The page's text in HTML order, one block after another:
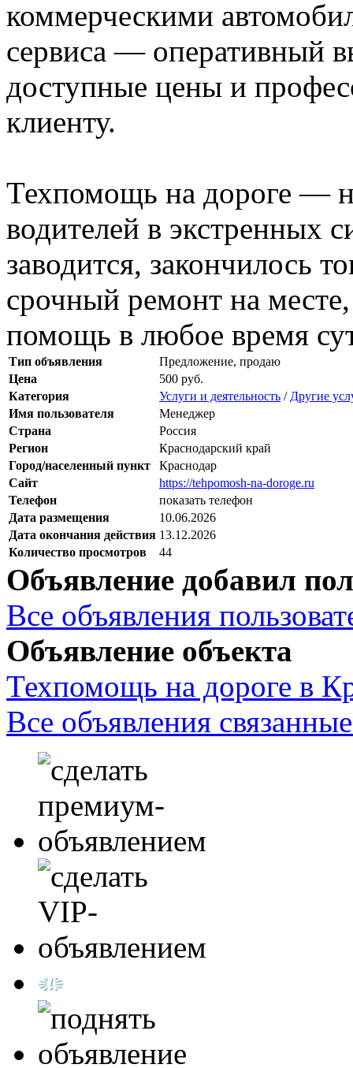
коммерческими
сервиса — оперативный
доступные цены и
клиенту.
Техпомощь на дороге —
водителей в экстренных
заводится, закончилось
срочный ремонт на
помощь в любое время
Тип объявления
Предложение, продаю
Цена
500 руб.
Категория
Услуги и деятельность / Другие
Имя пользователя
Менеджер
Страна
Россия
Регион
Краснодарский край
Город/населенный пункт
Краснодар
Сайт
https://tehpomosh-na-doroge.ru
Телефон
показать телефон
Дата размещения
10.06.2026
Дата окончания действия 13.12.2026
Количество просмотров
44
Объявление добавил
Все объявления
Объявление объекта
Техпомощь на дороге в
Все объявления